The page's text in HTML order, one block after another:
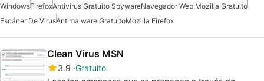
WindowsFirefoxAntivirus Gratuito SpywareNavegador Web Mozilla Gratuito
Escáner De VirusAntimalware GratuitoMozilla Firefox
Clean Virus MSN
3.9 Gratuito